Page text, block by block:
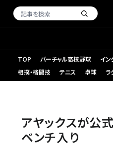
TOP バーチャル高校野球 イン
相撲・格闘技
テニス 卓球 ラ
アヤックスが公
ベンチ入り